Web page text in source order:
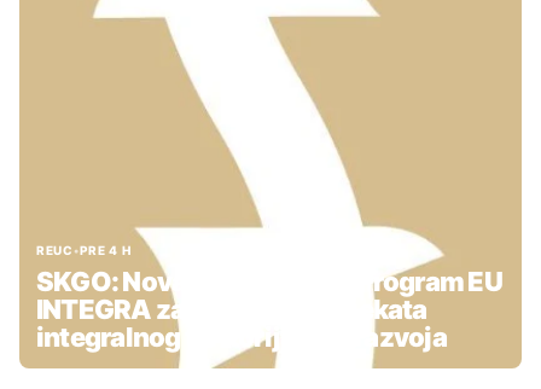
REUC •PRE 4 H
SKGO: Nova podrška kroz Program EU
INTEGRA za pripremu projekata
integralnog teritorijalnog razvoja